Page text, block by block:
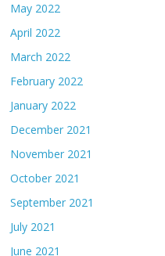
May 2022
April 2022
March 2022
February 2022
January 2022
December 2021
November 2021
October 2021
September 2021
July 2021
June 2021